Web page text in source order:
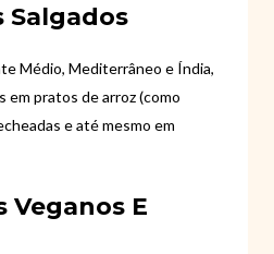
Salgados
Médio, Mediterrâneo e Índia,
em pratos de arroz (como
e até mesmo em
Veganos E